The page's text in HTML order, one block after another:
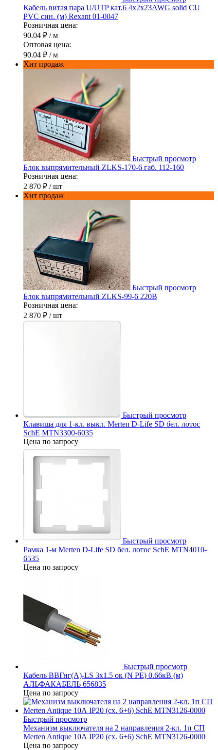
Кабель витая пара U/UTP кат.6 4х2х23AWG solid CU
PVC син. (м) Rexant 01-0047
Розничная цена:
90.04 ₽ / м
Оптовая цена:
90.04 ₽ / м
Хит продаж
Быстрый просмотр
Блок выпрямительный ZLKS-170-6 габ. 112-160
Розничная цена:
2 870 ₽ / шт
Хит продаж
Быстрый просмотр
Блок выпрямительный ZLKS-99-6 220В
Розничная цена:
2 870 ₽ / шт
Быстрый просмотр
Клавиша для 1-кл. выкл. Merten D-Life SD бел. лотос
SchE MTN3300-6035
Цена по запросу
Быстрый просмотр
Рамка 1-м Merten D-Life SD бел. лотос SchE MTN4010-
6535
Цена по запросу
Быстрый просмотр
Кабель ВВГнг(А)-LS 3х1.5 ок (N PE) 0.66кВ (м)
АЛЬФАКАБЕЛЬ 656835
Цена по запросу
Быстрый просмотр
Механизм выключателя на 2 направления 2-кл. 1п СП
Merten Antique 10А IP20 (сх. 6+6) SchE MTN3126-0000
Цена по запросу